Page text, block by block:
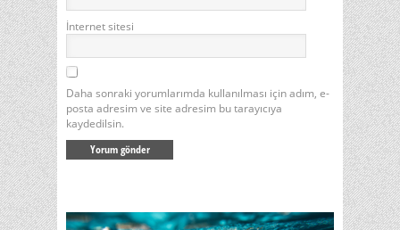
İnternet sitesi
Daha sonraki yorumlarımda kullanılması için adım, e-
posta adresim ve site adresim bu tarayıcıya
kaydedilsin.